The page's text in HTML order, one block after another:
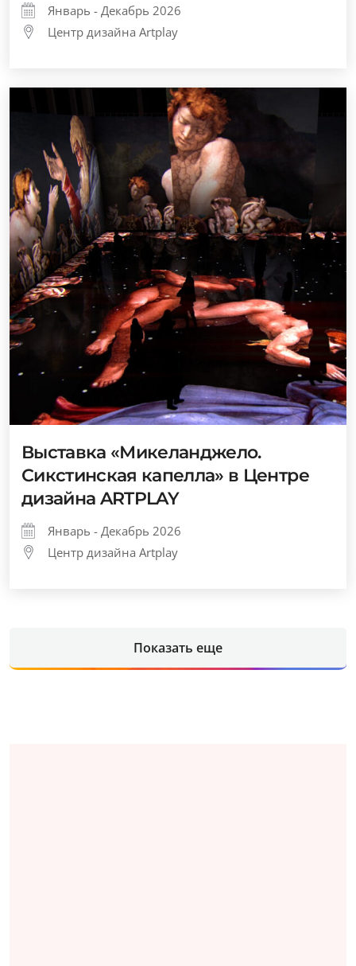
Январь - Декабрь 2026
Центр дизайна Artplay
Выставка «Микеланджело.
Сикстинская капелла» в Центре
дизайна ARTPLAY
Январь - Декабрь 2026
Центр дизайна Artplay
Показать еще